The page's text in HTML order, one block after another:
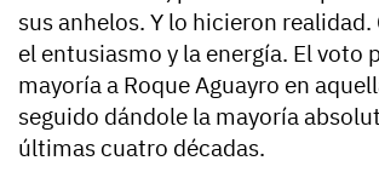
sus anhelos. Y lo hicieron
el entusiasmo y la energía. El voto
mayoría a Roque Aguayro en
seguido dándole la mayoría
últimas cuatro décadas.